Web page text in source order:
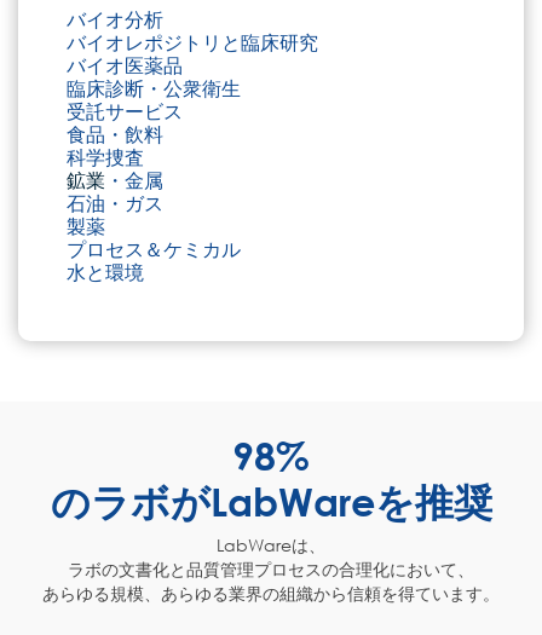
バイオ分析
バイオレポジトリと臨床研究
バイオ医薬品
臨床診断・公衆衛生
受託サービス
食品・飲料
科学捜査
鉱業 ・金属
石油・ガス
製薬
プロセス＆ケミカル
水と環境
98%
のラボがLabWareを推奨
LabWareは、
ラボの文書化と品質管理プロセスの合理化において、
あらゆる規模、あらゆる業界の組織から信頼を得ています。